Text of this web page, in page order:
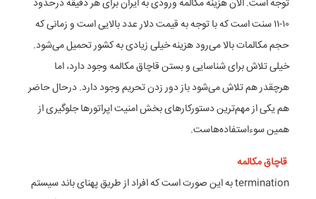
توجه است. الان هزینه مکالمه ورودی به ایران برای هر دقیقه درحدود
۱۰-۱۱ سنت است که با توجه به قیمت دلار عدد بالایی است و زمانی که
حجم مکالمات بالا می‌رود هزینه خیلی زیادی به کشور تحمیل می‌شود.
خیلی تلاش برای شناسایی و بستن قاچاق مکالمه وجود دارد، اما
هرچقدر هم تلاش می‌شود باز دور زدن تحریم وجود دارد. درحال حاضر
هم یکی از مهم‌ترین دستورکار‌های بخش امنیت اپراتور‌ها جلوگیری از
همین سوءاستفاده‌هاست.
قاچاق مکالمه
‌termination به این صورت است که افراد از طریق پهنای باند سیستم